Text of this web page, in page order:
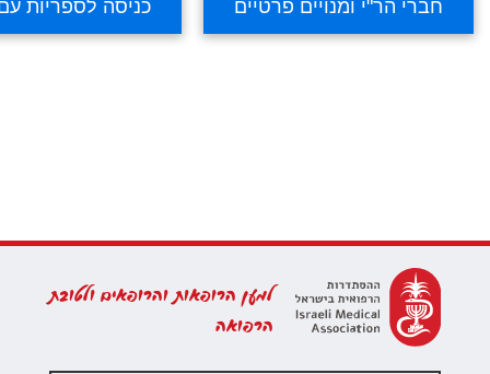
למען הרופאות והרופאים ולטובת
הרפואה